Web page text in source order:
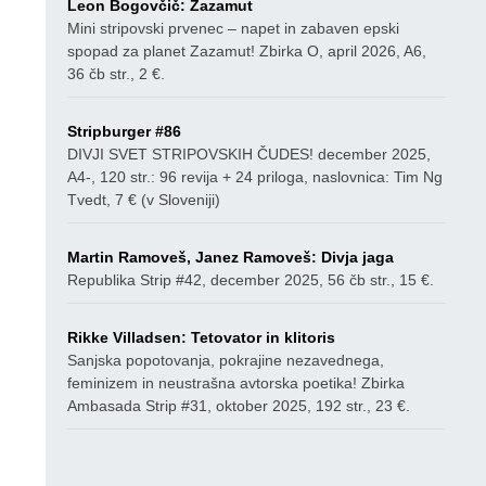
Leon Bogovčič: Zazamut
Mini stripovski prvenec – napet in zabaven epski
spopad za planet Zazamut! Zbirka O, april 2026, A6,
36 čb str., 2 €.
Stripburger #86
DIVJI SVET STRIPOVSKIH ČUDES! december 2025,
A4-, 120 str.: 96 revija + 24 priloga, naslovnica: Tim Ng
Tvedt, 7 € (v Sloveniji)
Martin Ramoveš, Janez Ramoveš: Divja jaga
Republika Strip #42, december 2025, 56 čb str., 15 €.
Rikke Villadsen: Tetovator in klitoris
Sanjska popotovanja, pokrajine nezavednega,
feminizem in neustrašna avtorska poetika! Zbirka
Ambasada Strip #31, oktober 2025, 192 str., 23 €.